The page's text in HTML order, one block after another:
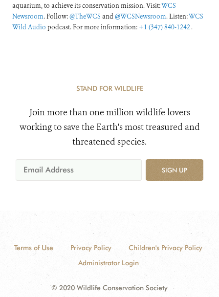
aquarium, to achieve its conservation mission. Visit:WCS
Newsroom. Follow:@TheWCS and@WCSNewsroom. Listen:WCS
Wild Audio podcast. For more information: +1 (347) 840-1242 .
STAND FOR WILDLIFE
Join more than one million wildlife lovers
working to save the Earth's most treasured and
threatened species.
SIGN UP
Terms of Use Privacy Policy
Children's Privacy Policy
Administrator Login
© 2020 Wildlife Conservation Society